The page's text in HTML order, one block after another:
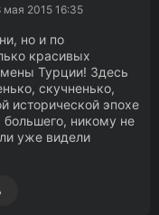
мая 2015 16:35
но и по
красивых
Турции! Здесь
скучненько,
эпохе
никому не
уже видели